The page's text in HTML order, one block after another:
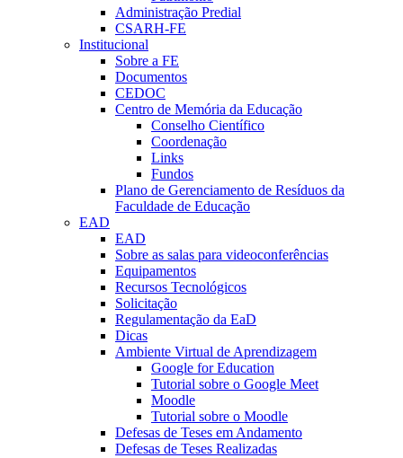
Administração Predial
CSARH-FE
Institucional
Sobre a FE
Documentos
CEDOC
Centro de Memória da Educação
Conselho Científico
Coordenação
Links
Fundos
Plano de Gerenciamento de Resíduos da
Faculdade de Educação
EAD
EAD
Sobre as salas para videoconferências
Equipamentos
Recursos Tecnológicos
Solicitação
Regulamentação da EaD
Dicas
Ambiente Virtual de Aprendizagem
Google for Education
Tutorial sobre o Google Meet
Moodle
Tutorial sobre o Moodle
Defesas de Teses em Andamento
Defesas de Teses Realizadas